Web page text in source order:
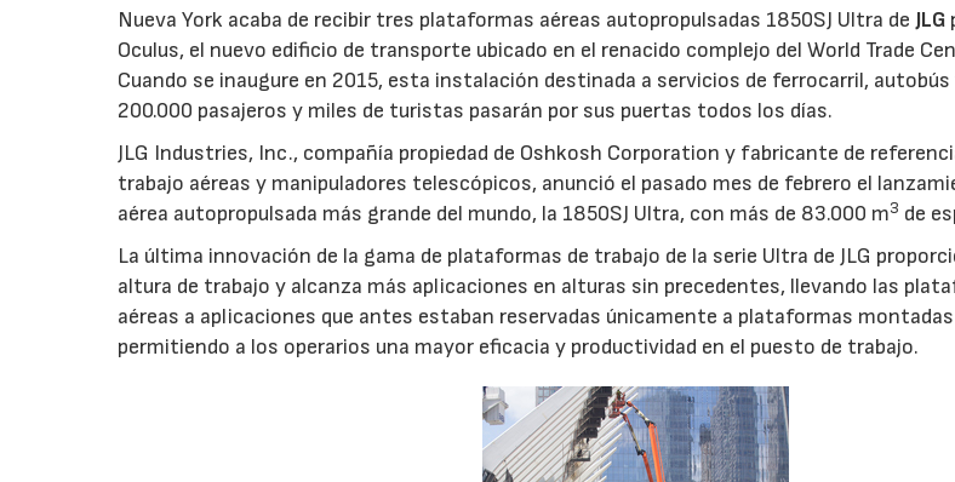
Nueva York acaba de recibir tres plataformas aéreas autopropulsadas 1850SJ Ultra deJLG
Oculus, el nuevo edificio de transporte ubicado en el renacido complejo del World Trade
Cuando se inaugure en 2015, esta instalación destinada a servicios de ferrocarril,
200.000 pasajeros y miles de turistas pasarán por sus puertas todos los días.
JLG Industries, Inc., compañía propiedad de Oshkosh Corporation y fabricante de
trabajo aéreas y manipuladores telescópicos, anunció el pasado mes de febrero el
aérea autopropulsada más grande del mundo, la 1850SJ Ultra, con más de 83.000 m3 de
La última innovación de la gama de plataformas de trabajo de la serie Ultra de JLG
altura de trabajo y alcanza más aplicaciones en alturas sin precedentes, llevando las
aéreas a aplicaciones que antes estaban reservadas únicamente a plataformas
permitiendo a los operarios una mayor eficacia y productividad en el puesto de trabajo.